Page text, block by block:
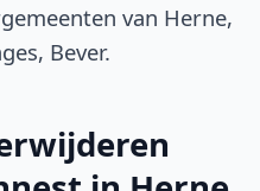
van Herne,
Bever.